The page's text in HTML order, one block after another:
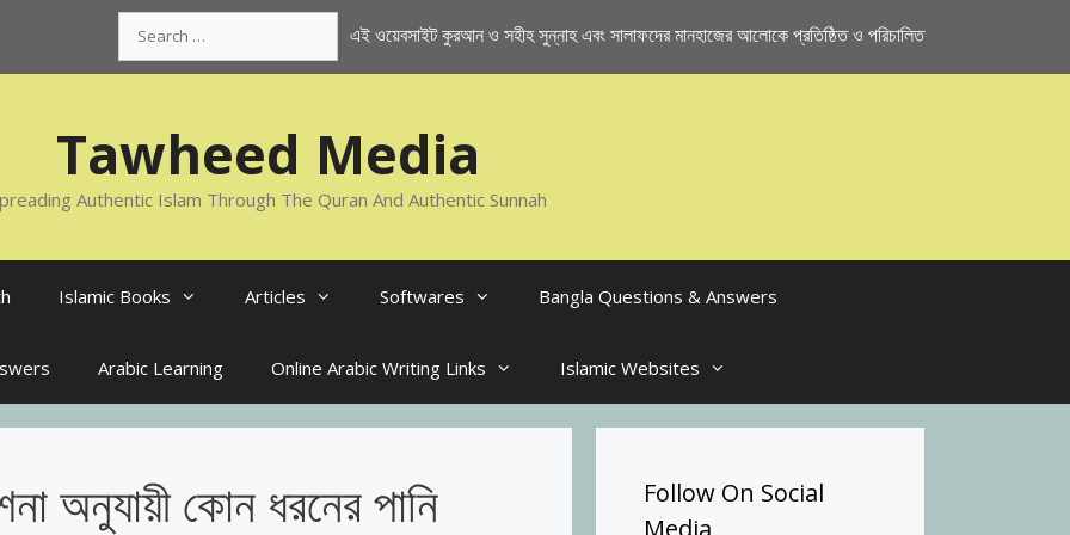
for:
এই ওয়েবসাইট কুরআন ও সহীহ সুন্নাহ এবং সালাফদের মানহাজের আলোকে প্রতিষ্ঠিত ও পরিচালিত
Tawheed Media
Authentic Islam Through The Quran And Authentic Sunnah
Islamic Books Articles Softwares Bangla Questions & Answers
Arabic Learning Online Arabic Writing Links Islamic Websites
অনুযায়ী কোন ধরনের পানি
Follow On Social
Media